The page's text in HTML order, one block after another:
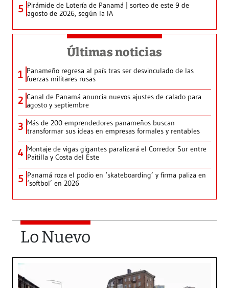
5 Pirámide de Lotería de Panamá | sorteo de este 9 de
agosto de 2026, según la IA
Últimas noticias
1 Panameño regresa al país tras ser desvinculado de las
fuerzas militares rusas
2 Canal de Panamá anuncia nuevos ajustes de calado para
agosto y septiembre
3 Más de 200 emprendedores panameños buscan
transformar sus ideas en empresas formales y rentables
4 Montaje de vigas gigantes paralizará el Corredor Sur entre
Paitilla y Costa del Este
5 Panamá roza el podio en ‘skateboarding’ y firma paliza en
‘softbol’ en 2026
Lo Nuevo